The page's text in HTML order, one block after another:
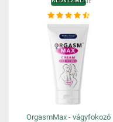
OrgasmMax - vágyfokozó